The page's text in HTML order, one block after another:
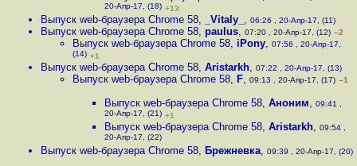
20-Апр-17, (18) +13
Выпуск web-браузера Chrome 58, _Vitaly_ , 06:26 , 20-Апр-17, (11)
Выпуск web-браузера Chrome 58, paulus, 07:20 , 20-Апр-17, (12) –2
Выпуск web-браузера Chrome 58, iPony, 07:56 , 20-Апр-17,
(14) +1
Выпуск web-браузера Chrome 58, Aristarkh, 07:22 , 20-Апр-17, (13)
Выпуск web-браузера Chrome 58, F, 09:13 , 20-Апр-17, (17) –1
Выпуск web-браузера Chrome 58, Аноним, 09:41 ,
20-Апр-17, (21) +1
Выпуск web-браузера Chrome 58, Aristarkh, 09:54 ,
20-Апр-17, (22)
Выпуск web-браузера Chrome 58, Брежневка, 09:39 , 20-Апр-17, (20)